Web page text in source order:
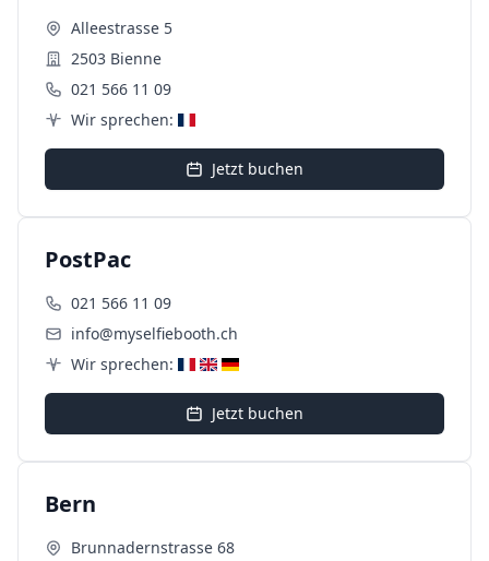
Alleestrasse 5
2503 Bienne
021 566 11 09
Wir sprechen:
Jetzt buchen
PostPac
021 566 11 09
info@myselfiebooth.ch
Wir sprechen:
Jetzt buchen
Bern
Brunnadernstrasse 68